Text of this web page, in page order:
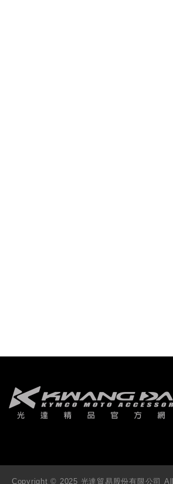
Copyright © 2025 光達貿易股份有限公司